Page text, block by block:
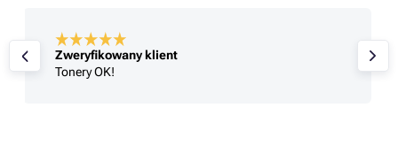
Zweryfikowany klient
Tonery OK!